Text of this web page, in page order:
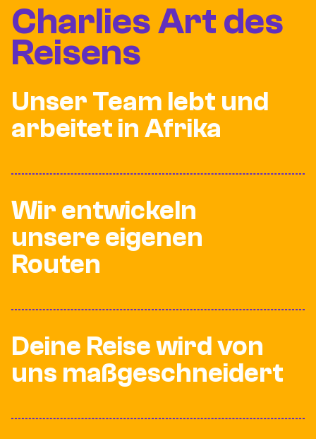
Charlies Art des
Reisens
Unser Team lebt und
arbeitet in Afrika
Wir entwickeln
unsere eigenen
Routen
Deine Reise wird von
uns maßgeschneidert